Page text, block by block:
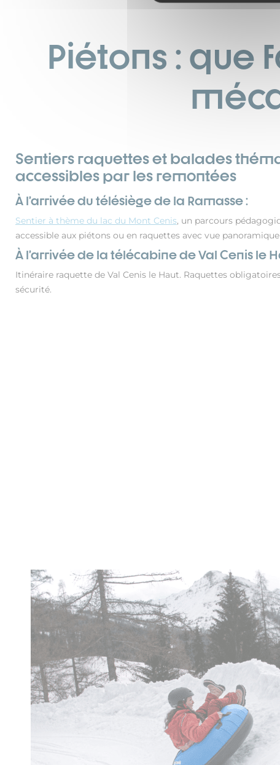
Piétons : que
Sentiers raquettes et balades
accessibles par les remontées
À l’arrivée du télésiège de la Ramasse :
Sentier à thème du lac du Mont Cenis, un parcours
accessible aux piétons ou en raquettes avec vue
À l’arrivée de la télécabine de Val Cenis le
Itinéraire raquette de Val Cenis le Haut. Raquettes
sécurité.